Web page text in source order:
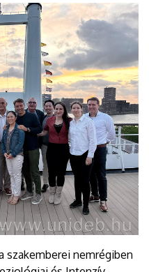
szakemberei nemrégiben